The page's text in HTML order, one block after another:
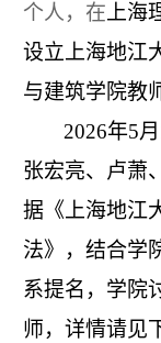
个人，在 上海
设立上海地江
与建筑学院教
2026年5月
张宏亮、卢萧
据《上海地江
法》，结合学
系提名，学院
师，详情请见